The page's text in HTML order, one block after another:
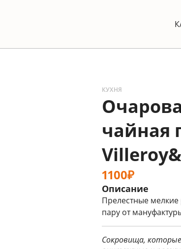
КУХНЯ
чайная
1100₽
Описание
Прелестные
пару от
Сокровища,